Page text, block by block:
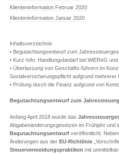
Klienteninformation Februar 2020
Klienteninformation Januar 2020
Inhaltsverzeichnis
• Begutachtungsentwurf zum
• Kurz-Info: Handlungsbedarf bei WiEReG
• Überlassung von Geschäfts-führern im
Sozialversicherungspflicht aufgrund mehrerer
• Prüfung durch die Finanz aufgrund von
Begutachtungsentwurf zum
Anfang April 2018 wurde das
Abgabenänderungsgesetzen im Frühjahr und
Begutachtungsentwurf veröffentlicht.
Änderungen aus der EU-Richtlinie
Steuervermeidungspraktiken mit